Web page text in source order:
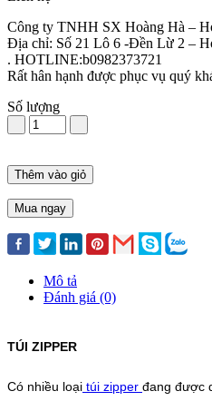
Công ty TNHH SX Hoàng Hà –
Địa chỉ: Số 21 Lô 6 -Đền Lừ 2 –
. HOTLINE:b0982373721
Rất hân hạnh được phục vụ quý
Số lượng
Thêm vào giỏ
Mua ngay
Mô tả
Đánh giá (0)
TÚI ZIPPER
Có nhiều loại túi zipper đang được